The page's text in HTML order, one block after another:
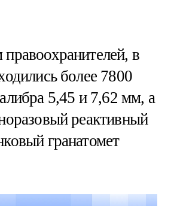
в
более 7800
5,45 и 7,62 мм, а
реактивный
гранатомет